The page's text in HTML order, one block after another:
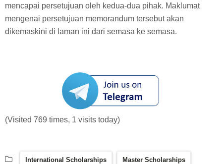
mencapai persetujuan oleh kedua-dua pihak. Maklumat
mengenai persetujuan memorandum tersebut akan
dikemaskini di laman ini dari semasa ke semasa.
(Visited 769 times, 1 visits today)
International Scholarships Master Scholarships